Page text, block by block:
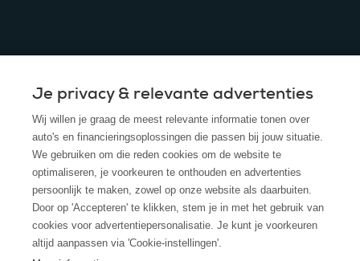
© 2025 - ROS Krediet Service
Algemene Voorwaarden
Disclaimer
Privacy Policy
Cookies
Je privacy & relevante advertenties
Wij willen je graag de meest relevante informatie tonen over
auto's en financieringsoplossingen die passen bij jouw situatie.
We gebruiken om die reden cookies om de website te
optimaliseren, je voorkeuren te onthouden en advertenties
persoonlijk te maken, zowel op onze website als daarbuiten.
Door op 'Accepteren' te klikken, stem je in met het gebruik van
cookies voor advertentiepersonalisatie. Je kunt je voorkeuren
altijd aanpassen via 'Cookie-instellingen'.